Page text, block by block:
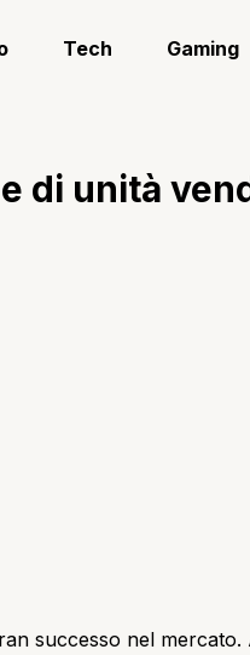
Tech Gaming
di unità
successo nel mercato.